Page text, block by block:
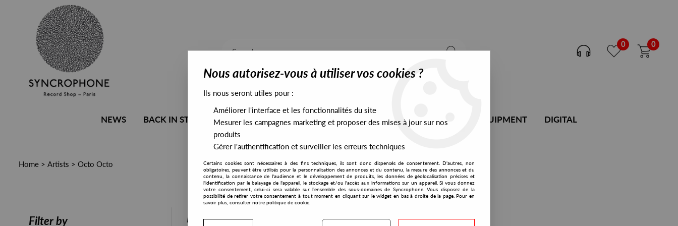
0 0
NEWS BACK IN STOCK ALL STOCK EXCLUSIVES PRESALES EXCLUSIVES DJ EQUIPMENT DIGITAL
Home > Artists > Octo Octo
Filter by PRESALES EXCLUSIVES
Nous autorisez-vous à utiliser vos cookies ?
Ils nous seront utiles pour :
Améliorer l'interface et les fonctionnalités du site
Mesurer les campagnes marketing et proposer des mises à jour sur nos
produits
Gérer l'authentification et surveiller les erreurs techniques
Certains cookies sont nécessaires à des fins techniques, ils sont donc dispensés de consentement. D'autres, non
obligatoires, peuvent être utilisés pour la personnalisation des annonces et du contenu, la mesure des annonces et du
contenu, la connaissance de l'audience et le développement de produits, les données de géolocalisation précises et
l'identification par le balayage de l'appareil, le stockage et/ou l'accès aux informations sur un appareil. Si vous donnez
votre consentement, celui-ci sera valable sur l’ensemble des sous-domaines de Syncrophone. Vous disposez de la
possibilité de retirer votre consentement à tout moment en cliquant sur le widget en bas à droite de la page. Pour en
savoir plus, consulter notre politique de cookie.